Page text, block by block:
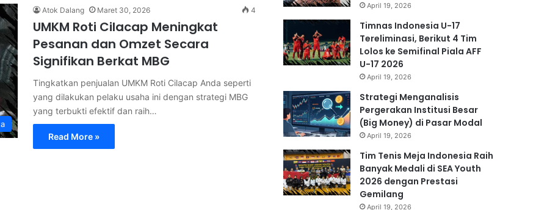
Atok Dalang Maret 30, 2026 4
UMKM Roti Cilacap Meningkat
Pesanan dan Omzet Secara
Signifikan Berkat MBG
Tingkatkan penjualan UMKM Roti Cilacap Anda seperti
yang dilakukan pelaku usaha ini dengan strategi MBG
yang terbukti efektif dan raih…
Read More »
April 19, 2026
Timnas Indonesia U-17
Tereliminasi, Berikut 4 Tim
Lolos ke Semifinal Piala AFF
U-17 2026
April 19, 2026
Strategi Menganalisis
Pergerakan Institusi Besar
(Big Money) di Pasar Modal
April 19, 2026
Tim Tenis Meja Indonesia Raih
Banyak Medali di SEA Youth
2026 dengan Prestasi
Gemilang
April 19, 2026